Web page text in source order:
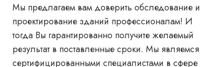
Мы предлагаем вам доверить обследование и
проектирование зданий профессионалам! И
тогда Вы гарантированно получите желаемый
результат в поставленные сроки. Мы являемся
сертифицированными специалистами в сфере